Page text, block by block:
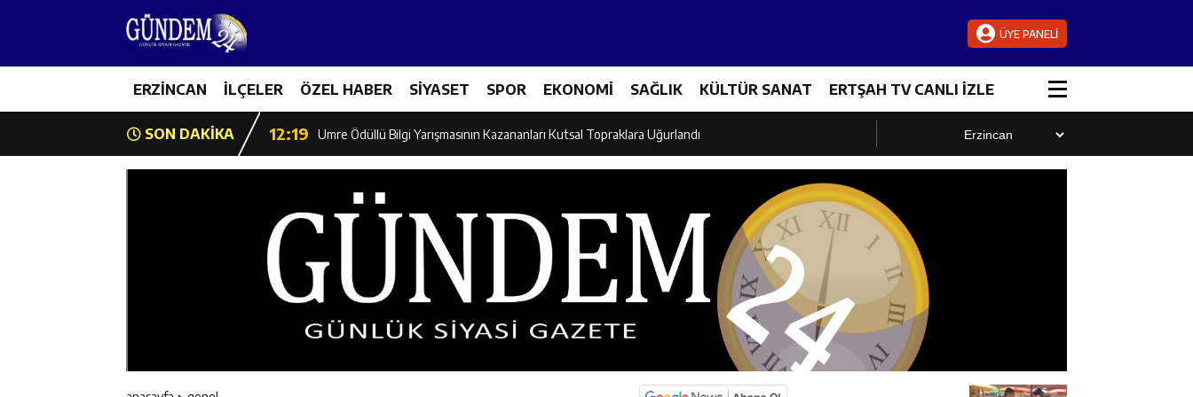
ÜYE PANELİ
ERZİNCAN İLÇELER ÖZEL HABER SİYASET SPOR EKONOMİ SAĞLIK KÜLTÜR SANAT ERTŞAH TV CANLI İZLE
SON DAKİKA
17:03 Erzincan Emniyeti’nden Semt Pazarında Bilgilendirme Faaliyeti
12:19 Umre Ödüllü Bilgi Yarışmasının Kazananları Kutsal Topraklara Uğurlandı
12:17 Üzümlü’de Yaz Akşamlarına Açık Hava Sineması Renk Kattı
12:16 Vali Yardımcıları Canpolat ve Kaya, Mehmet Zengin’in Cenaze Törenine Katıldı
Geleceğin Hafızlarına Ziyaret: Burhan İşliyen Erzincan’da Kur’an Kursu Öğrencileriyle Buluştu